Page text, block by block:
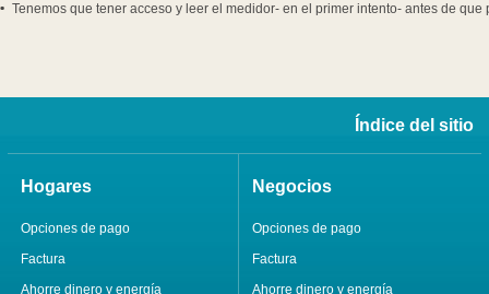
Tenemos que tener acceso y leer el medidor- en el primer intento- antes de
Índice del sitio
Hogares
Opciones de pago
Factura
Ahorre dinero y energía
Negocios
Opciones de pago
Factura
Ahorre dinero y energía